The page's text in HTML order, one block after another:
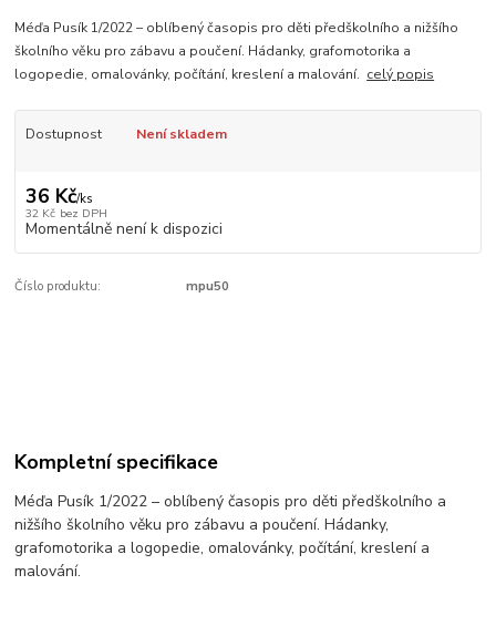
Méďa Pusík 1/2022 – oblíbený časopis pro děti předškolního a nižšího
školního věku pro zábavu a poučení. Hádanky, grafomotorika a
logopedie, omalovánky, počítání, kreslení a malování. celý popis
Dostupnost Není skladem
36 Kč/ks
32 Kč bez DPH
Momentálně není k dispozici
Číslo produktu: mpu50
Kompletní specifikace
Méďa Pusík 1/2022 – oblíbený časopis pro děti předškolního a
nižšího školního věku pro zábavu a poučení. Hádanky,
grafomotorika a logopedie, omalovánky, počítání, kreslení a
malování.